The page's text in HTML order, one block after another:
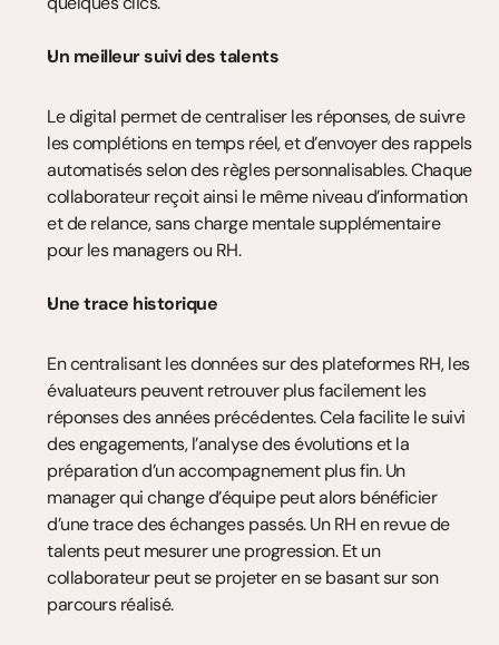
Un meilleur suivi des talents
Le digital permet de centraliser les réponses, de suivre
les complétions en temps réel, et d’envoyer des rappels
automatisés selon des règles personnalisables. Chaque
collaborateur reçoit ainsi le même niveau d’information
et de relance, sans charge mentale supplémentaire
pour les managers ou RH.
Une trace historique
En centralisant les données sur des plateformes RH, les
évaluateurs peuvent retrouver plus facilement les
réponses des années précédentes. Cela facilite le suivi
des engagements, l’analyse des évolutions et la
préparation d’un accompagnement plus fin. Un
manager qui change d’équipe peut alors bénéficier
d’une trace des échanges passés. Un RH en revue de
talents peut mesurer une progression. Et un
collaborateur peut se projeter en se basant sur son
parcours réalisé.